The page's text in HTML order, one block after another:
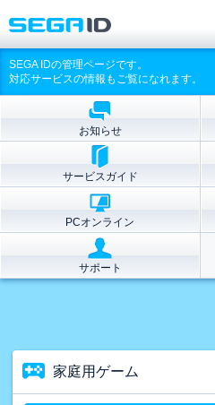
SEGA IDの管理ページです。
対応サービスの情報もご覧になれます。
お知らせ
サービスガイド
PCオンライン
サポート
家庭用ゲーム